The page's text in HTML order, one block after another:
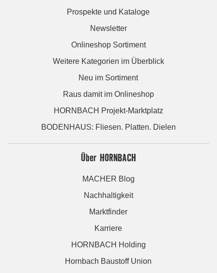
Prospekte und Kataloge
Newsletter
Onlineshop Sortiment
Weitere Kategorien im Überblick
Neu im Sortiment
Raus damit im Onlineshop
HORNBACH Projekt-Marktplatz
BODENHAUS: Fliesen. Platten. Dielen
Über HORNBACH
MACHER Blog
Nachhaltigkeit
Marktfinder
Karriere
HORNBACH Holding
Hornbach Baustoff Union